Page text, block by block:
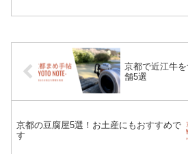
京都で近江牛
舗5選
京都の豆腐屋5選！お土産にもおすすめで
す